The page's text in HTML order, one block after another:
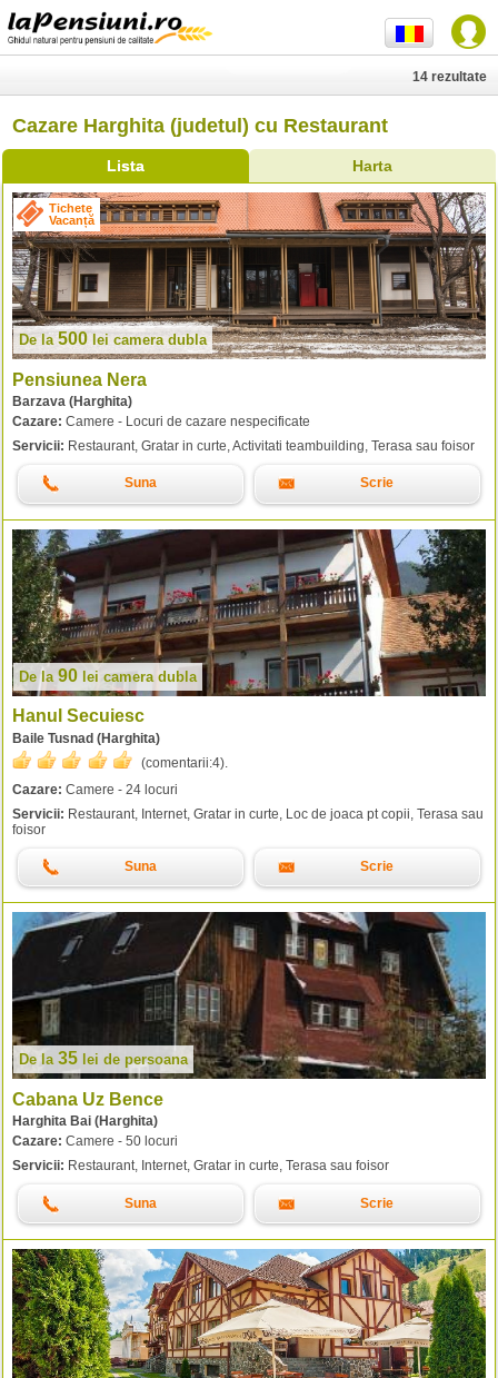
Cazare Harghita (judetul) cu Restaurant
Lista Harta
14 rezultate
Tichete
Vacanță
De la 500 lei camera dubla
Pensiunea Nera
Barzava (Harghita)
Cazare: Camere - Locuri de cazare nespecificate
Servicii: Restaurant, Gratar in curte, Activitati teambuilding, Terasa sau foisor
Suna Scrie
De la 90 lei camera dubla
Hanul Secuiesc
Baile Tusnad (Harghita)
(comentarii:4).
Cazare: Camere - 24 locuri
Servicii: Restaurant, Internet, Gratar in curte, Loc de joaca pt copii, Terasa sau
foisor
Suna Scrie
De la 35 lei de persoana
Cabana Uz Bence
Harghita Bai (Harghita)
Cazare: Camere - 50 locuri
Servicii: Restaurant, Internet, Gratar in curte, Terasa sau foisor
Suna Scrie